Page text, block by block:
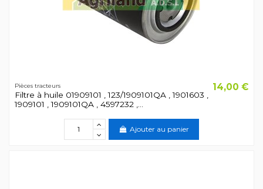
Pièces tracteurs
Filtre à huile 01909101 , 123/1909101QA , 1901603 ,
1909101 , 1909101QA , 4597232 ,...
14,00 €
Ajouter au panier